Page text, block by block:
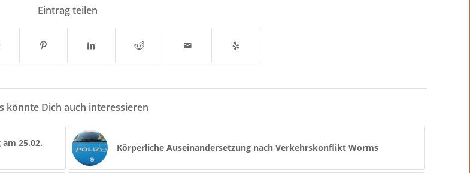
Eintrag teilen
könnte Dich auch interessieren
25.02.
Körperliche Auseinandersetzung nach Verkehrskonflikt Worms